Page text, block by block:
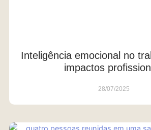
Inteligência emocional no
impactos
28/07/2025